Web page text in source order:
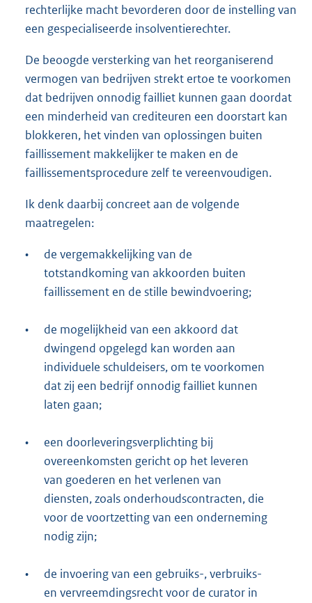
rechterlijke macht bevorderen door de instelling van
een gespecialiseerde insolventierechter.
De beoogde versterking van het reorganiserend
vermogen van bedrijven strekt ertoe te voorkomen
dat bedrijven onnodig failliet kunnen gaan doordat
een minderheid van crediteuren een doorstart kan
blokkeren, het vinden van oplossingen buiten
faillissement makkelijker te maken en de
faillissementsprocedure zelf te vereenvoudigen.
Ik denk daarbij concreet aan de volgende
maatregelen:
•
de vergemakkelijking van de
totstandkoming van akkoorden buiten
faillissement en de stille bewindvoering;
•
de mogelijkheid van een akkoord dat
dwingend opgelegd kan worden aan
individuele schuldeisers, om te voorkomen
dat zij een bedrijf onnodig failliet kunnen
laten gaan;
•
een doorleveringsverplichting bij
overeenkomsten gericht op het leveren
van goederen en het verlenen van
diensten, zoals onderhoudscontracten, die
voor de voortzetting van een onderneming
nodig zijn;
•
de invoering van een gebruiks-, verbruiks-
en vervreemdingsrecht voor de curator in